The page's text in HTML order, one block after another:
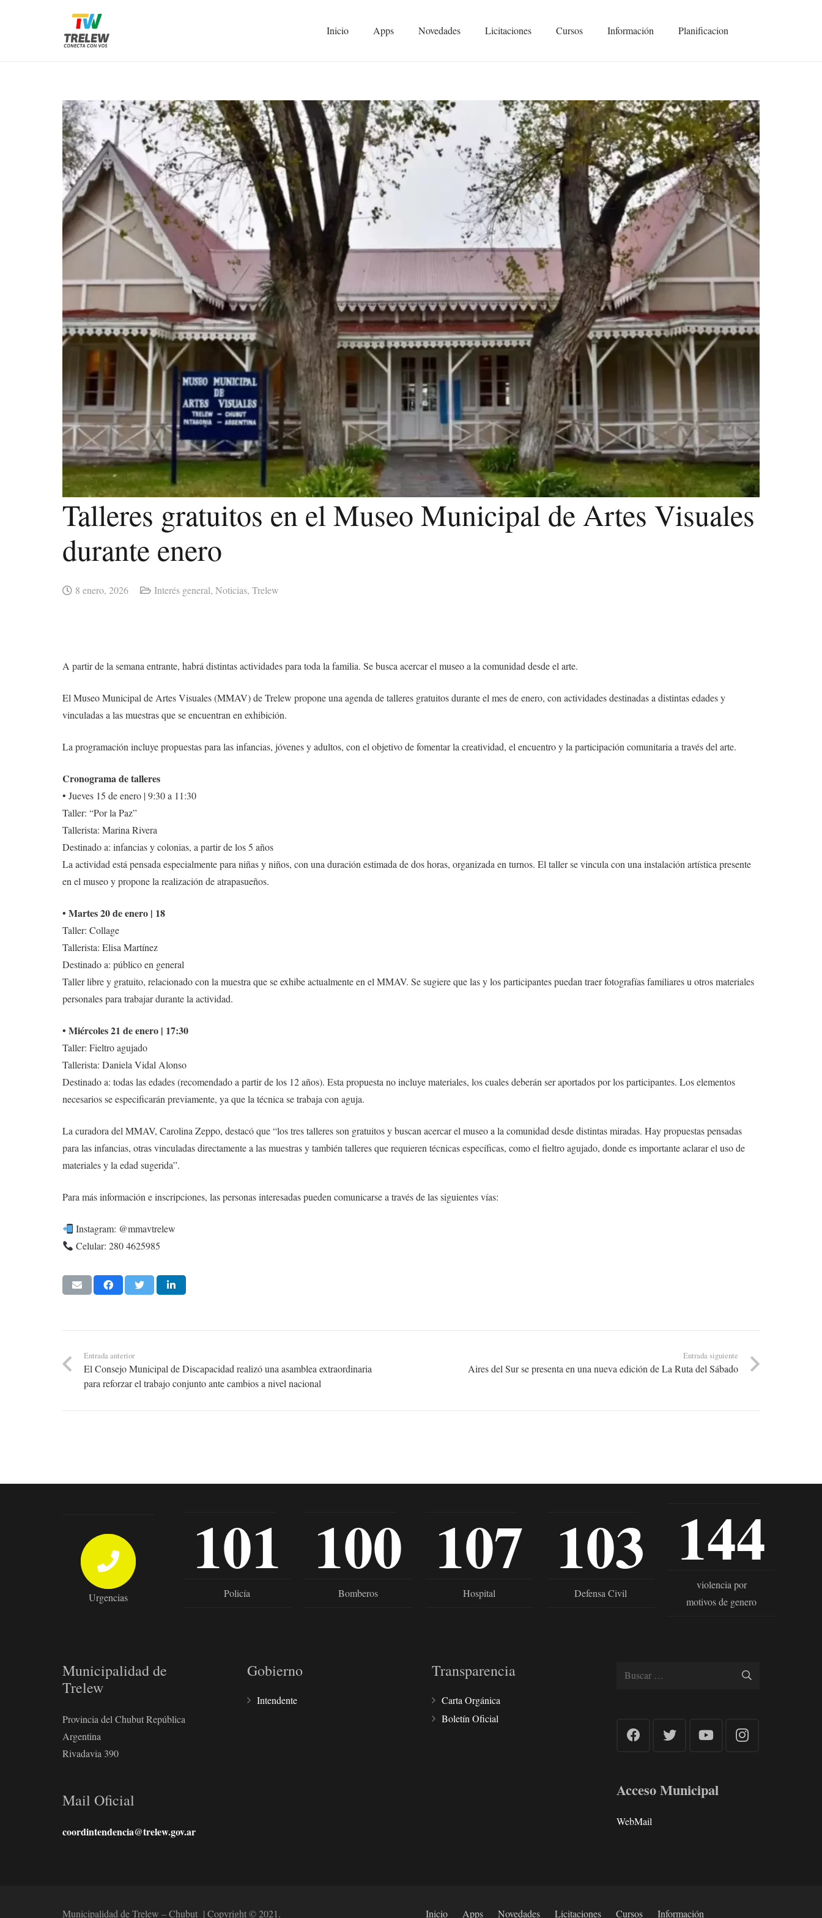
Inicio Apps Novedades Licitaciones Cursos Información Planificacion
Talleres gratuitos en el Museo Municipal de Artes Visuales
durante enero
8 enero, 2026 Interés general, Noticias, Trelew
A partir de la semana entrante, habrá distintas actividades para toda la familia. Se busca acercar el museo a la comunidad desde el arte.
El Museo Municipal de Artes Visuales (MMAV) de Trelew propone una agenda de talleres gratuitos durante el mes de enero, con actividades destinadas a distintas edades y
vinculadas a las muestras que se encuentran en exhibición.
La programación incluye propuestas para las infancias, jóvenes y adultos, con el objetivo de fomentar la creatividad, el encuentro y la participación comunitaria a través del arte.
Cronograma de talleres
• Jueves 15 de enero | 9:30 a 11:30
Taller: “Por la Paz”
Tallerista: Marina Rivera
Destinado a: infancias y colonias, a partir de los 5 años
La actividad está pensada especialmente para niñas y niños, con una duración estimada de dos horas, organizada en turnos. El taller se vincula con una instalación artística presente
en el museo y propone la realización de atrapasueños.
• Martes 20 de enero | 18
Taller: Collage
Tallerista: Elisa Martínez
Destinado a: público en general
Taller libre y gratuito, relacionado con la muestra que se exhibe actualmente en el MMAV. Se sugiere que las y los participantes puedan traer fotografías familiares u otros materiales
personales para trabajar durante la actividad.
• Miércoles 21 de enero | 17:30
Taller: Fieltro agujado
Tallerista: Daniela Vidal Alonso
Destinado a: todas las edades (recomendado a partir de los 12 años). Esta propuesta no incluye materiales, los cuales deberán ser aportados por los participantes. Los elementos
necesarios se especificarán previamente, ya que la técnica se trabaja con aguja.
La curadora del MMAV, Carolina Zeppo, destacó que “los tres talleres son gratuitos y buscan acercar el museo a la comunidad desde distintas miradas. Hay propuestas pensadas
para las infancias, otras vinculadas directamente a las muestras y también talleres que requieren técnicas específicas, como el fieltro agujado, donde es importante aclarar el uso de
materiales y la edad sugerida”.
Para más información e inscripciones, las personas interesadas pueden comunicarse a través de las siguientes vías:
Instagram: @mmavtrelew
Celular: 280 4625985
Entrada anterior
El Consejo Municipal de Discapacidad realizó una asamblea extraordinaria
para reforzar el trabajo conjunto ante cambios a nivel nacional
Entrada siguiente
Aires del Sur se presenta en una nueva edición de La Ruta del Sábado
Urgencias
101
Policía
100
Bomberos
107
Hospital
103
Defensa Civil
144
violencia por
motivos de genero
Municipalidad de
Trelew
Provincia del Chubut República
Argentina
Rivadavia 390
Mail Oficial
coordintendencia@trelew.gov.ar
Gobierno
Intendente
Transparencia
Carta Orgánica
Boletín Oficial
Buscar:
Acceso Municipal
WebMail
Municipalidad de Trelew – Chubut | Copyright © 2021. Inicio Apps Novedades Licitaciones Cursos Información